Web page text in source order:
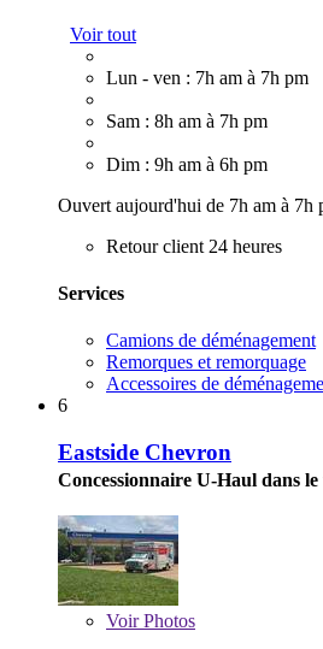
Voir tout
Lun - ven : 7h am à 7h pm
Sam : 8h am à 7h pm
Dim : 9h am à 6h pm
Ouvert aujourd'hui de 7h am à 7h
Retour client 24 heures
Services
Camions de déménagement
Remorques et remorquage
Accessoires de
6
Eastside Chevron
Concessionnaire U-Haul dans le
VoirPhotos